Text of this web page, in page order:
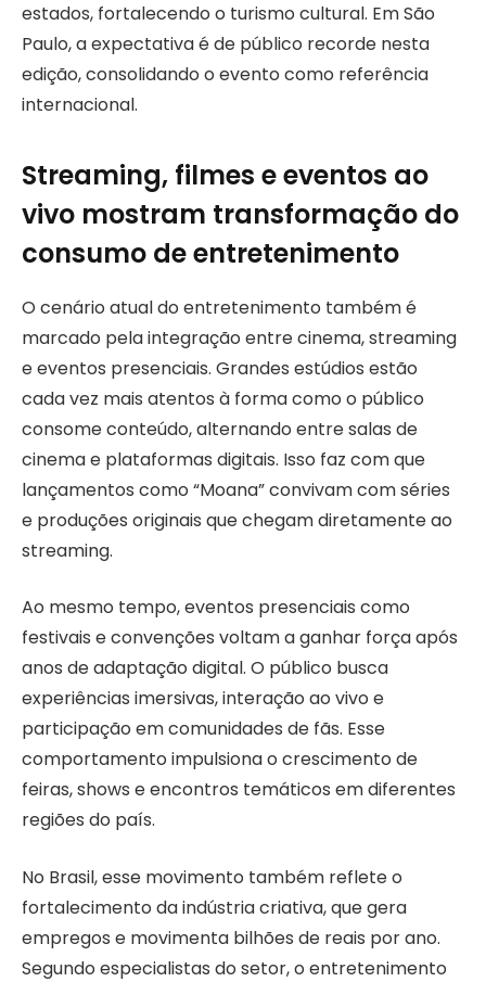
estados, fortalecendo o turismo cultural. Em São
Paulo, a expectativa é de público recorde nesta
edição, consolidando o evento como referência
internacional.
Streaming, filmes e eventos ao
vivo mostram transformação do
consumo de entretenimento
O cenário atual do entretenimento também é
marcado pela integração entre cinema, streaming
e eventos presenciais. Grandes estúdios estão
cada vez mais atentos à forma como o público
consome conteúdo, alternando entre salas de
cinema e plataformas digitais. Isso faz com que
lançamentos como “Moana” convivam com séries
e produções originais que chegam diretamente ao
streaming.
Ao mesmo tempo, eventos presenciais como
festivais e convenções voltam a ganhar força após
anos de adaptação digital. O público busca
experiências imersivas, interação ao vivo e
participação em comunidades de fãs. Esse
comportamento impulsiona o crescimento de
feiras, shows e encontros temáticos em diferentes
regiões do país.
No Brasil, esse movimento também reflete o
fortalecimento da indústria criativa, que gera
empregos e movimenta bilhões de reais por ano.
Segundo especialistas do setor, o entretenimento